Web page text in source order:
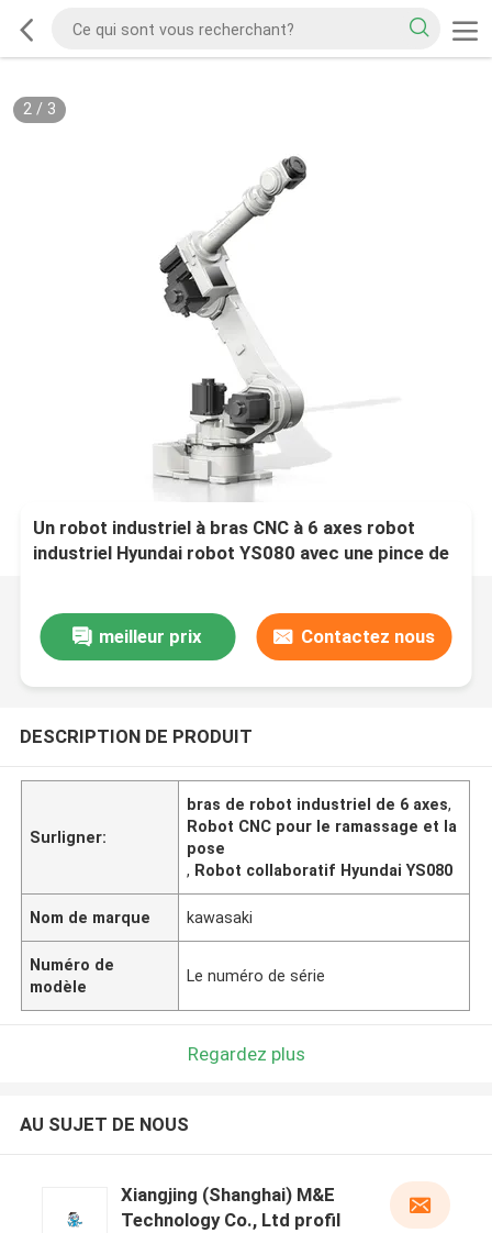
2/ 3
Un robot industriel à bras CNC à 6 axes robot
industriel Hyundai robot YS080 avec une pince de
meilleur prix Contactez nous
DESCRIPTION DE PRODUIT
Surligner:
bras de robot industriel de 6 axes,
Robot CNC pour le ramassage et la
pose
, Robot collaboratif Hyundai YS080
Nom de marque kawasaki
Numéro de
modèle
Le numéro de série
Regardez plus
AU SUJET DE NOUS
Xiangjing (Shanghai) M&E
Technology Co., Ltd profil